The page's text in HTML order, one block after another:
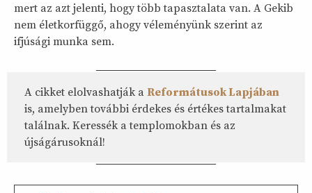
mert az azt jelenti, hogy több tapasztalata van. A Gekib
nem életkorfüggő, ahogy véleményünk szerint az
ifjúsági munka sem.
A cikket elolvashatják a Reformátusok Lapjában
is, amelyben további érdekes és értékes tartalmakat
találnak. Keressék a templomokban és az
újságárusoknál!